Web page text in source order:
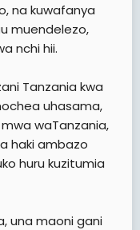
na kuwafanya
muendelezo,
nchi hii.
Tanzania kwa
uhasama,
waTanzania,
haki ambazo
huru kuzitumia
una maoni gani